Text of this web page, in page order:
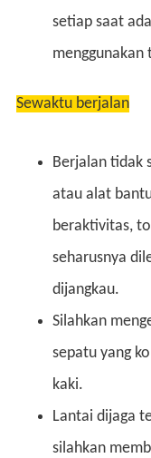
setiap saat
Sewaktu berjalan
Berjalan tidak
atau alat
beraktivitas,
seharusnya
dijangkau.
Silahkan
sepatu yang
kaki.
Lantai dijaga
silahkan